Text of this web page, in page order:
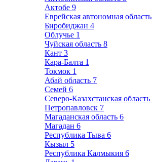
Актобе 9
Еврейская автономная область
Биробиджан 4
Облучье 1
Чуйская область 8
Кант 3
Кара-Балта 1
Токмок 1
Абай область 7
Семей 6
Северо-Казахстанская область
Петропавловск 7
Магаданская область 6
Магадан 6
Республика Тыва 6
Кызыл 5
Республика Калмыкия 6